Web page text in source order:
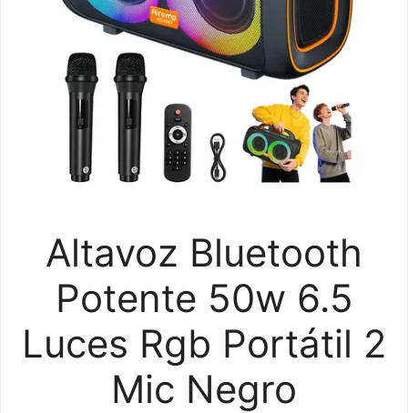
Altavoz Bluetooth
Potente 50w 6.5
Luces Rgb Portátil 2
Mic Negro